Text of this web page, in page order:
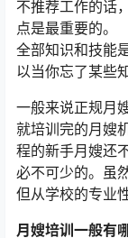
不推荐工作的话
点是最重要的
全部知识和技能
以当你忘了某些
一般来说正规月
就培训完的月嫂
程的新手月嫂还
必不可少的。虽
但从学校的专业
月嫂培训一般有